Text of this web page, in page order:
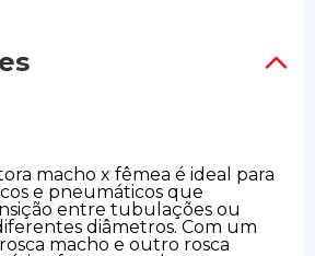
macho x fêmea é ideal para
e pneumáticos que
entre tubulações ou
diâmetros. Com um
macho e outro rosca